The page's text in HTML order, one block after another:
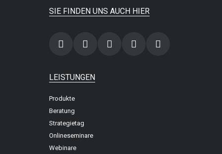
SIE FINDEN UNS AUCH HIER
LEISTUNGEN
Produkte
Beratung
Strategietag
Onlineseminare
Webinare